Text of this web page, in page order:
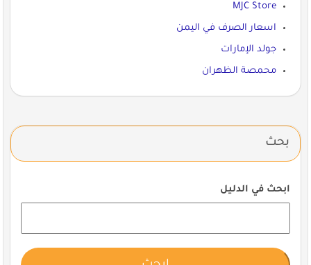
MJC Store
اسعار الصرف في اليمن
جولد الإمارات
محمصة الظهران
بحث
ابحث في الدليل